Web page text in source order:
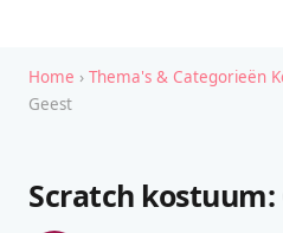
Home › Thema's & Categorieën
Geest
Scratch kostuum: